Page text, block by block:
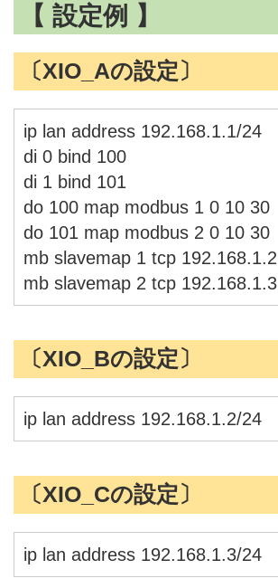
【 設定例 】
〔XIO_Aの設定〕
ip lan address 192.168.1.1/24
di 0 bind 100
di 1 bind 101
do 100 map modbus 1 0 10 30
do 101 map modbus 2 0 10 30
mb slavemap 1 tcp 192.168.1.2
mb slavemap 2 tcp 192.168.1.3
〔XIO_Bの設定〕
ip lan address 192.168.1.2/24
〔XIO_Cの設定〕
ip lan address 192.168.1.3/24